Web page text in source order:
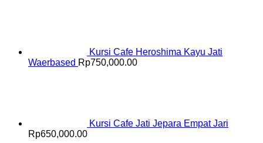
Kursi Cafe Heroshima Kayu Jati
Waerbased Rp750,000.00
Kursi Cafe Jati Jepara Empat Jari
Rp650,000.00